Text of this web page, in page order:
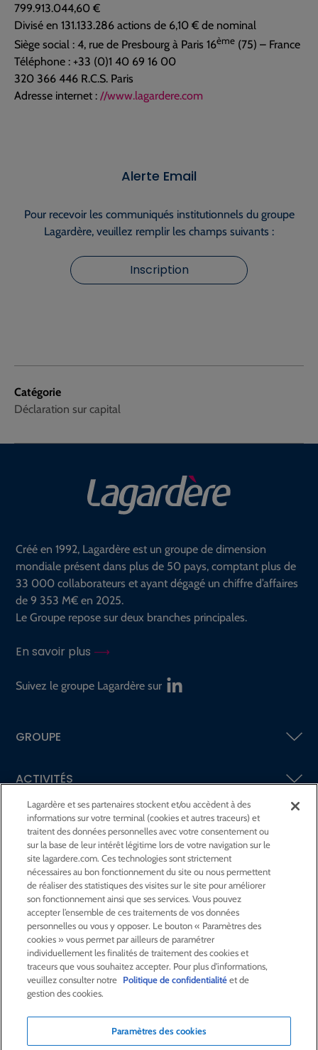
Catégorie
Déclaration sur capital
799.913.044,60 €
Divisé en 131.133.286 actions de 6,10 € de nominal
Siège social : 4, rue de Presbourg à Paris 16ème (75) – France
Téléphone : +33 (0)1 40 69 16 00
320 366 446 R.C.S. Paris
Adresse internet : //www.lagardere.com
Alerte Email
Pour recevoir les communiqués institutionnels du groupe
Lagardère, veuillez remplir les champs suivants :
Inscription
Créé en 1992, Lagardère est un groupe de dimension
mondiale présent dans plus de 50 pays, comptant plus de
33 000 collaborateurs et ayant dégagé un chiffre d’affaires
de 9 353 M€ en 2025.
Le Groupe repose sur deux branches principales.
En savoir plus
Suivez le groupe Lagardère sur
GROUPE
ACTIVITÉS
ACTIONNAIRES &INVESTISSEURS
LA RSECHEZ LAGARDÈRE
LA FONDATIONJEAN‑LUC LAGARDÈRE
CENTRE PRESSE
NOUS REJOINDRE
Lagardère et ses partenaires stockent et/ou accèdent à des
informations sur votre terminal (cookies et autres traceurs) et
traitent des données personnelles avec votre consentement ou
sur la base de leur intérêt légitime lors de votre navigation sur le
site lagardere.com. Ces technologies sont strictement
nécessaires au bon fonctionnement du site ou nous permettent
de réaliser des statistiques des visites sur le site pour améliorer
son fonctionnement ainsi que ses services. Vous pouvez
accepter l’ensemble de ces traitements de vos données
personnelles ou vous y opposer. Le bouton « Paramètres des
cookies » vous permet par ailleurs de paramétrer
individuellement les finalités de traitement des cookies et
traceurs que vous souhaitez accepter. Pour plus d'informations,
veuillez consulter notre Politique de confidentialitéet de
gestion des cookies.
Paramètres des cookies